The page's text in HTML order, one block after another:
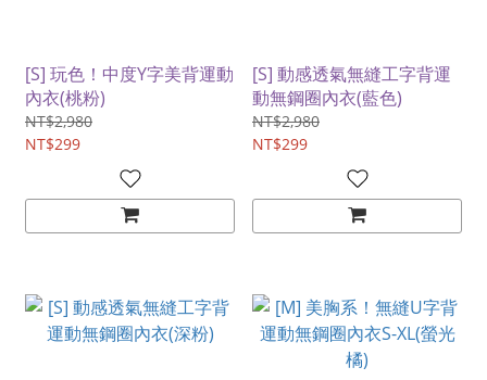
[S] 玩色！中度Y字美背運動
內衣(桃粉)
NT$2,980
NT$299
[S] 動感透氣無縫工字背運
動無鋼圈內衣(藍色)
NT$2,980
NT$299